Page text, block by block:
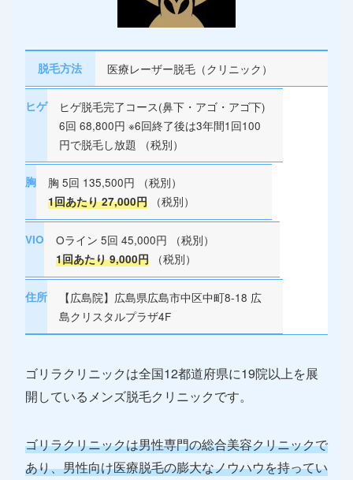
脱毛方法 医療レーザー脱毛（クリニック）
ヒゲ
ヒゲ脱毛完了コース(鼻下・アゴ・アゴ下)
6回 68,800円 ※6回終了後は3年間1回100
円で脱毛し放題 （税別）
胸 胸 5回 135,500円 （税別）
1回あたり 27,000円 （税別）
VIO Oライン 5回 45,000円 （税別）
1回あたり 9,000円 （税別）
住所
【広島院】広島県広島市中区中町8-18 広
島クリスタルプラザ4F
ゴリラクリニックは全国12都道府県に19院以上を展
開しているメンズ脱毛クリニックです。
ゴリラクリニックは男性専門の総合美容クリニックで
あり、男性向け医療脱毛の膨大なノウハウを持ってい